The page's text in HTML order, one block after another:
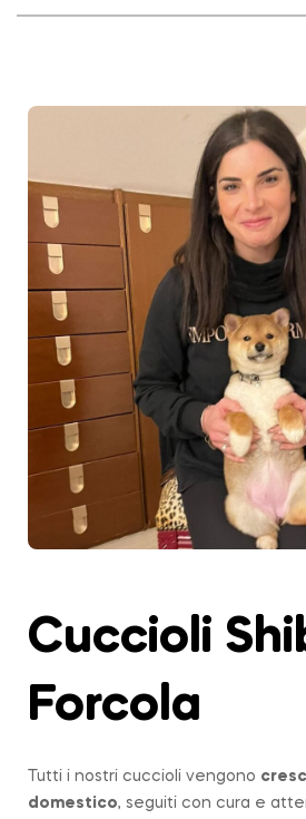
Cuccioli
Forcola
Tutti i nostri cuccioli vengono
domestico, seguiti con cura e